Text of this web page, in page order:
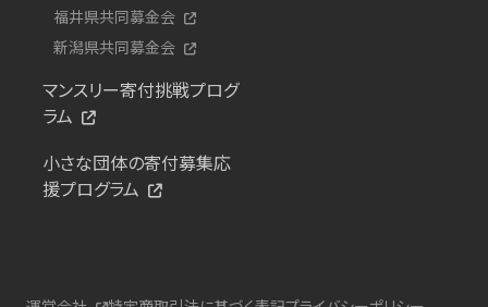
福井県共同募金会
新潟県共同募金会
マンスリー寄付挑戦プログ
ラム
小さな団体の寄付募集応
援プログラム